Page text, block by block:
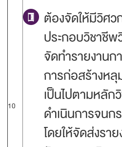
10
ต้องจัดให้มีวิศ
ประกอบวิชาชี
จัดทำรายงา
การก่อสร้างห
เป็นไปตามหลัก
ดำเนินการจนก
โดยให้จัดส่งรา